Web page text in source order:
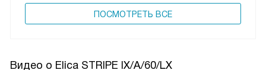
ПОCМОТРЕТЬ ВСЕ
Видео о Elica STRIPE IX/A/60/LX